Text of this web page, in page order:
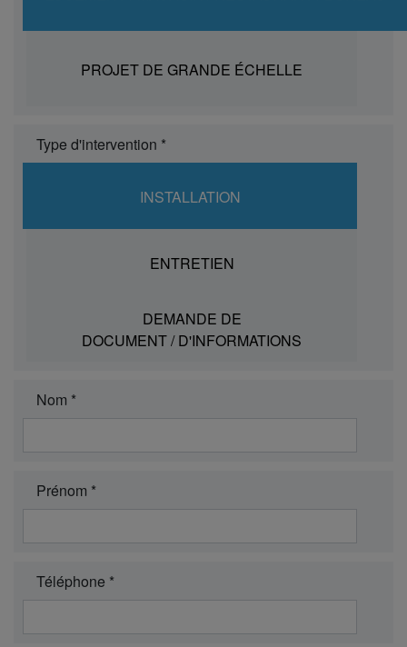
PROJET DE GRANDE ÉCHELLE
Type d'intervention *
INSTALLATION
ENTRETIEN
DEMANDE DE
DOCUMENT / D'INFORMATIONS
Nom *
Prénom *
Téléphone *